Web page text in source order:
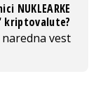
NUKLEARKE
kriptovalute?
naredna vest